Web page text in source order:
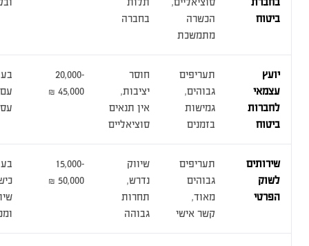
ביטוח
הכשרה
מתמשכת
בחברה
יועץ
עצמאי
לחברות
ביטוח
תעריפים
גבוהים,
גמישות
בזמנים
חוסר
יציבות,
אין תנאים
סוציאליים
20,000-
45,000 ₪
עם
שירותים
לשוק
הפרטי
תעריפים
גבוהים
מאוד,
קשר אישי
שיווק
נדרש,
תחרות
גבוהה
15,000-
50,000 ₪